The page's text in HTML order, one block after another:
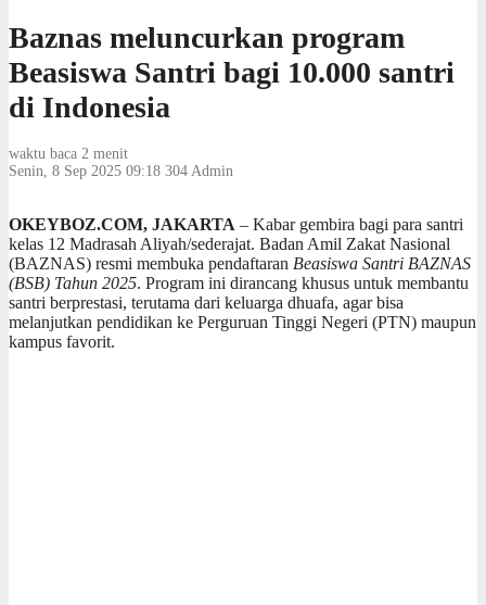
Baznas meluncurkan program
Beasiswa Santri bagi 10.000 santri
di Indonesia
waktu baca 2 menit
Senin, 8 Sep 2025 09:18 304 Admin
OKEYBOZ.COM, JAKARTA – Kabar gembira bagi para santri
kelas 12 Madrasah Aliyah/sederajat. Badan Amil Zakat Nasional
(BAZNAS) resmi membuka pendaftaran Beasiswa Santri BAZNAS
(BSB) Tahun 2025. Program ini dirancang khusus untuk membantu
santri berprestasi, terutama dari keluarga dhuafa, agar bisa
melanjutkan pendidikan ke Perguruan Tinggi Negeri (PTN) maupun
kampus favorit.